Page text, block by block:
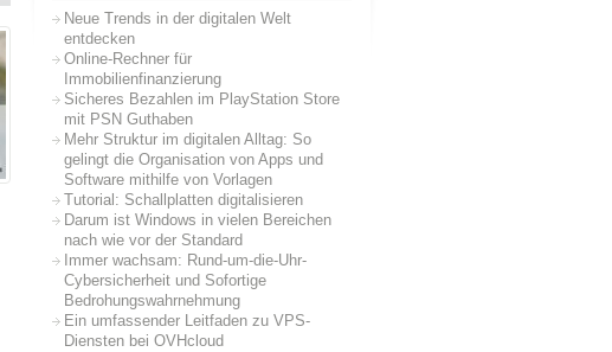
Neue Trends in der digitalen Welt
entdecken
Online-Rechner für
Immobilienfinanzierung
Sicheres Bezahlen im PlayStation Store
mit PSN Guthaben
Mehr Struktur im digitalen Alltag: So
gelingt die Organisation von Apps und
Software mithilfe von Vorlagen
Tutorial: Schallplatten digitalisieren
Darum ist Windows in vielen Bereichen
nach wie vor der Standard
Immer wachsam: Rund-um-die-Uhr-
Cybersicherheit und Sofortige
Bedrohungswahrnehmung
Ein umfassender Leitfaden zu VPS-
Diensten bei OVHcloud